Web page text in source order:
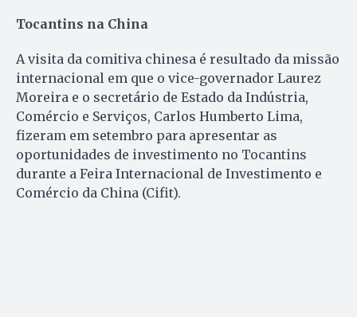
Tocantins na China
A visita da comitiva chinesa é resultado da missão
internacional em que o vice-governador Laurez
Moreira e o secretário de Estado da Indústria,
Comércio e Serviços, Carlos Humberto Lima,
fizeram em setembro para apresentar as
oportunidades de investimento no Tocantins
durante a Feira Internacional de Investimento e
Comércio da China (Cifit).